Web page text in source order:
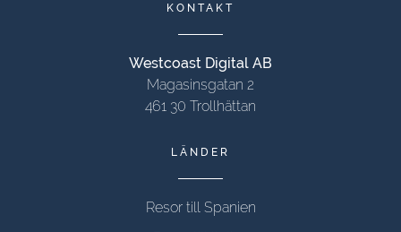
KONTAKT
Westcoast Digital AB
Magasinsgatan 2
461 30 Trollhättan
LÄNDER
Resor till Spanien